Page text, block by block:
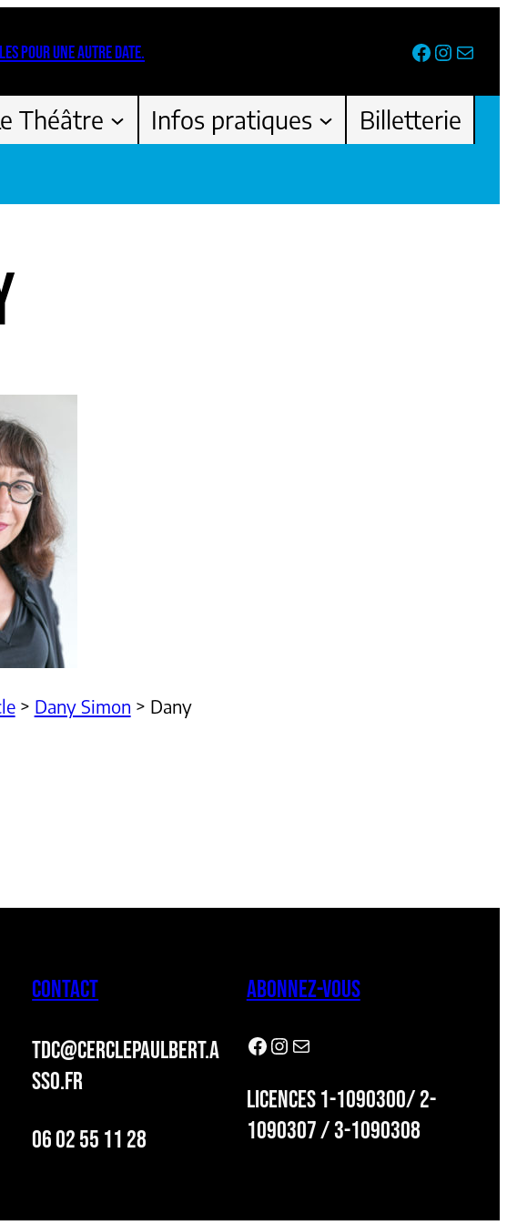
POUR UNE AUTRE DATE. Facebook
Théâtre Infos pratiques Billetterie
> Dany Simon > Dany
CONTACT
TDC@CERCLEPAULBERT.A
SSO.FR
06 02 55 11 28
ABONNEZ-VOUS
Facebook Instagram Newsletter
LICENCES 1-1090300/ 2-
1090307 / 3-1090308